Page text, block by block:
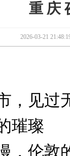
重 庆
2026-03-21
，见过
璀璨
，伦敦